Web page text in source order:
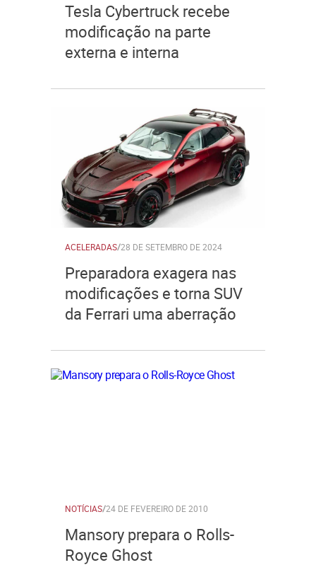
Tesla Cybertruck recebe
modificação na parte
externa e interna
ACELERADAS/28 DE SETEMBRO DE 2024
Preparadora exagera nas
modificações e torna SUV
da Ferrari uma aberração
NOTÍCIAS/24 DE FEVEREIRO DE 2010
Mansory prepara o Rolls-
Royce Ghost